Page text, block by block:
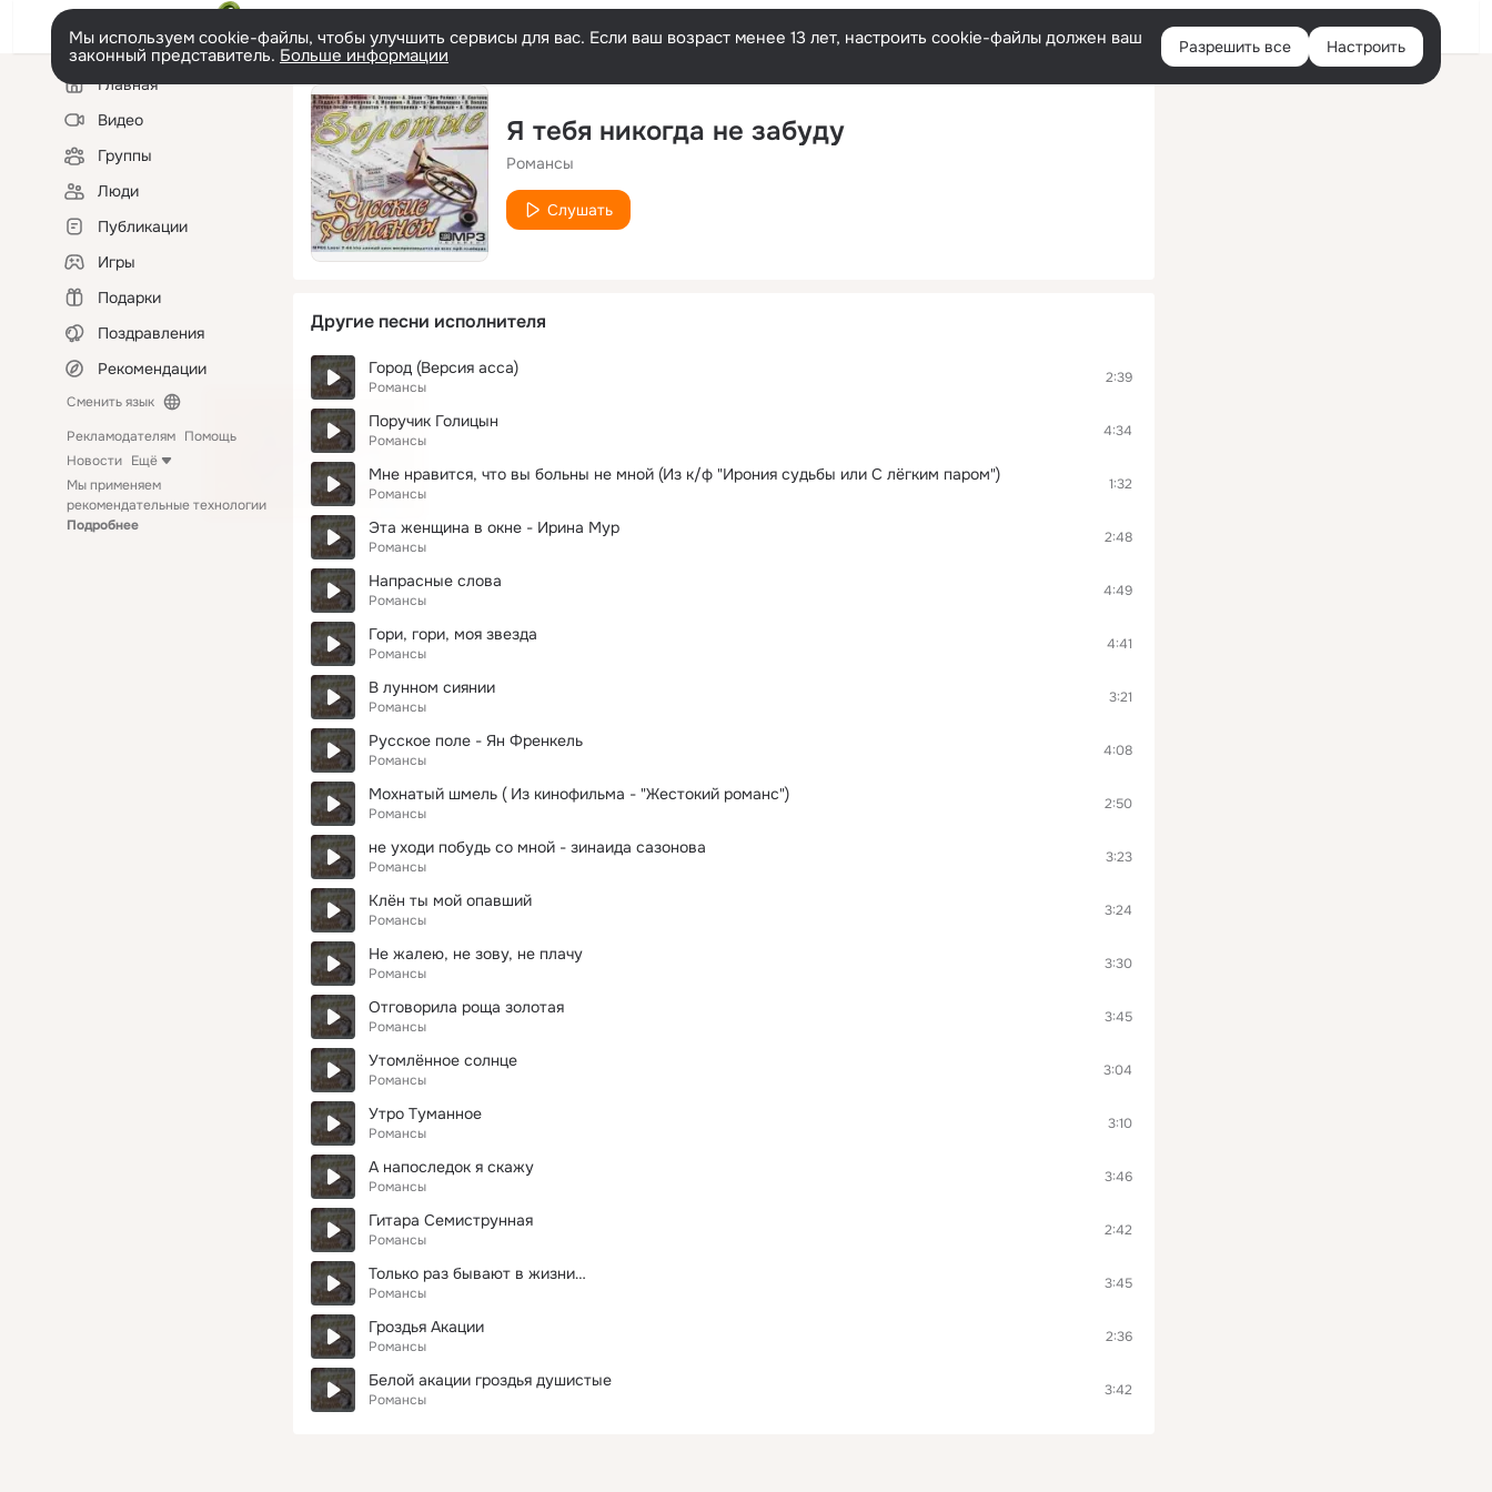
Войти
Мы используем cookie-файлы, чтобы улучшить сервисы для вас. Если ваш возраст менее 13 лет, настроить cookie-файлы должен ваш
законный представитель. Больше информации Разрешить все Настроить
Левая
колонкаГлавная
Видео
Группы
Люди
Публикации
Игры
Подарки
Поздравления
Рекомендации
Сменить язык
Рекламодателям Помощь
Новости Ещё
Мы применяем
рекомендательные технологии
Подробнее
Я тебя никогда не забуду
Романсы
Слушать
Другие песни исполнителя
Город (Версия асса)
Романсы
2:39
Поручик Голицын
Романсы
4:34
Мне нравится, что вы больны не мной (Из к/ф "Ирония судьбы или С лёгким паром")
Романсы
1:32
Эта женщина в окне - Ирина Мур
Романсы
2:48
Напрасные слова
Романсы
4:49
Гори, гори, моя звезда
Романсы
4:41
В лунном сиянии
Романсы
3:21
Русское поле - Ян Френкель
Романсы
4:08
Мохнатый шмель ( Из кинофильма - "Жестокий романс")
Романсы
2:50
не уходи побудь со мной - зинаида сазонова
Романсы
3:23
Клён ты мой опавший
Романсы
3:24
Не жалею, не зову, не плачу
Романсы
3:30
Отговорила роща золотая
Романсы
3:45
Утомлённое солнце
Романсы
3:04
Утро Туманное
Романсы
3:10
А напоследок я скажу
Романсы
3:46
Гитара Семиструнная
Романсы
2:42
Только раз бывают в жизни…
Романсы
3:45
Гроздья Акации
Романсы
2:36
Белой акации гроздья душистые
Романсы
3:42